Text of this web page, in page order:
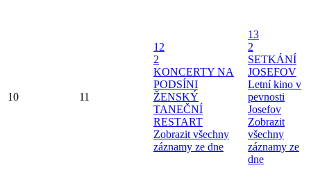
10 11
12
2
KONCERTY NA
PODSÍNI
ŽENSKÝ
TANEČNÍ
RESTART
Zobrazit všechny
záznamy ze dne
13
2
SETKÁNÍ
JOSEFOV
Letní kino v
pevnosti
Josefov
Zobrazit
všechny
záznamy ze
dne